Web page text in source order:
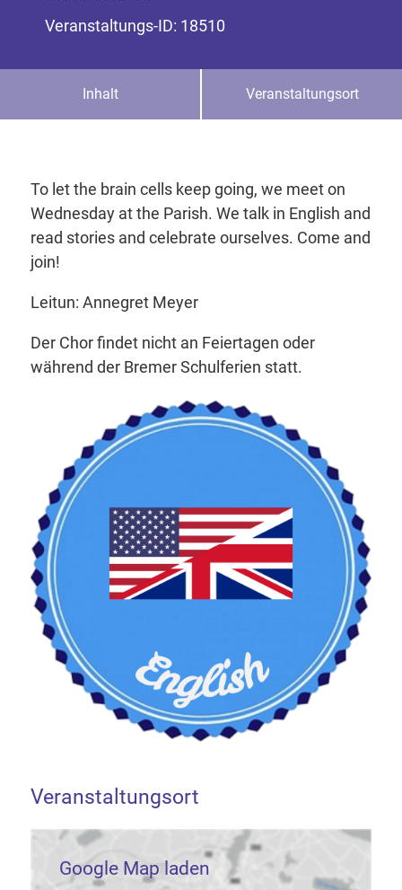
Veranstaltungs-ID: 18510
Inhalt Veranstaltungsort
To let the brain cells keep going, we meet on
Wednesday at the Parish. We talk in English and
read stories and celebrate ourselves. Come and
join!
Leitun: Annegret Meyer
Der Chor findet nicht an Feiertagen oder
während der Bremer Schulferien statt.
Veranstaltungsort
Google Map laden